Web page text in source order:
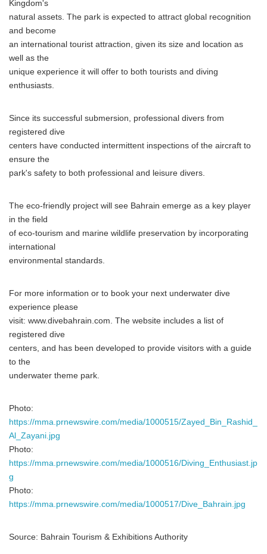
Kingdom's
natural assets. The park is expected to attract global recognition
and become
an international tourist attraction, given its size and location as
well as the
unique experience it will offer to both tourists and diving
enthusiasts.
Since its successful submersion, professional divers from
registered dive
centers have conducted intermittent inspections of the aircraft to
ensure the
park's safety to both professional and leisure divers.
The eco-friendly project will see Bahrain emerge as a key player
in the field
of eco-tourism and marine wildlife preservation by incorporating
international
environmental standards.
For more information or to book your next underwater dive
experience please
visit: www.divebahrain.com. The website includes a list of
registered dive
centers, and has been developed to provide visitors with a guide
to the
underwater theme park.
Photo:
https://mma.prnewswire.com/media/1000515/Zayed_Bin_Rashid_
Al_Zayani.jpg
Photo:
https://mma.prnewswire.com/media/1000516/Diving_Enthusiast.jp
g
Photo:
https://mma.prnewswire.com/media/1000517/Dive_Bahrain.jpg
Source: Bahrain Tourism & Exhibitions Authority